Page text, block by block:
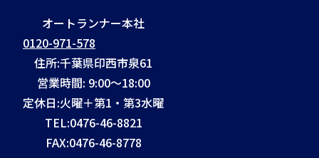
オートランナー本社
0120-971-578
住所:千葉県印西市泉61
営業時間: 9:00～18:00
定休日:火曜＋第1・第3水曜
TEL:0476-46-8821
FAX:0476-46-8778